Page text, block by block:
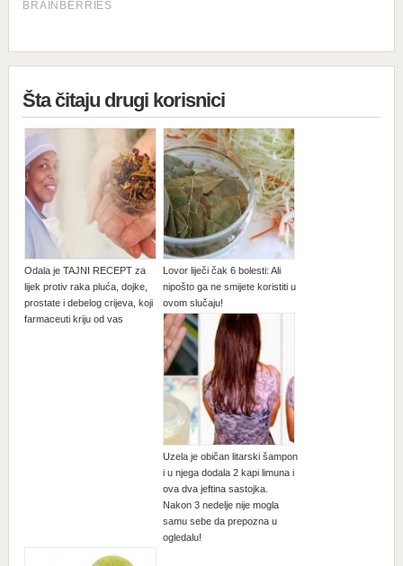
Šta čitaju drugi korisnici
Odala je TAJNI RECEPT za
lijek protiv raka pluća, dojke,
prostate i debelog crijeva, koji
farmaceuti kriju od vas
Lovor liječi čak 6 bolesti: Ali
nipošto ga ne smijete koristiti u
ovom slučaju!
Uzela je običan litarski šampon
i u njega dodala 2 kapi limuna i
ova dva jeftina sastojka.
Nakon 3 nedelje nije mogla
samu sebe da prepozna u
ogledalu!